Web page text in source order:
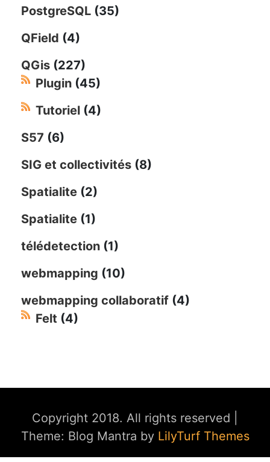
PostgreSQL (35)
QField (4)
QGis (227)
Plugin (45)
Tutoriel (4)
S57 (6)
SIG et collectivités (8)
Spatialite (2)
Spatialite (1)
télédetection (1)
webmapping (10)
webmapping collaboratif (4)
Felt (4)
Copyright 2018. All rights reserved
Theme: Blog Mantra by LilyTurf Themes